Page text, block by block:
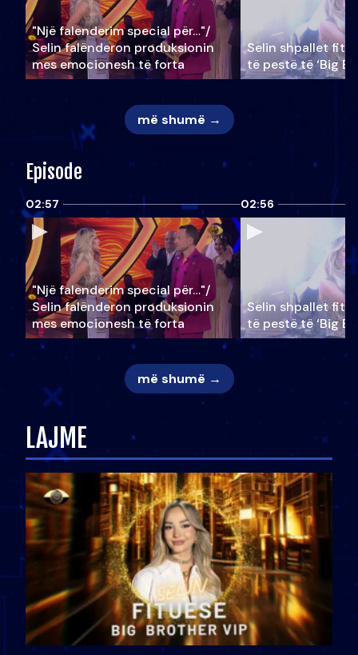
"Një falenderim special për…"/
Selin falënderon produksionin
mes emocionesh të forta
Selin shpallet
të pestë të ‘Big
më shumë →
Episode
02:57
"Një falenderim special për…"/
Selin falënderon produksionin
mes emocionesh të forta
02:56
Selin shpallet
të pestë të ‘Big
më shumë →
LAJME